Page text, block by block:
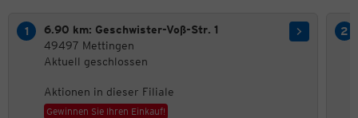
6.90 km: Geschwister-Voß-Str. 1
49497 Mettingen
Aktuell geschlossen
Aktionen in dieser Filiale
Gewinnen Sie Ihren Einkauf!